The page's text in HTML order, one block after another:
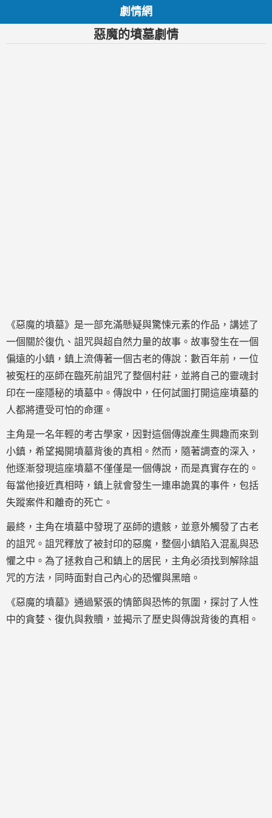
劇情網
惡魔的墳墓劇情
《惡魔的墳墓》是一部充滿懸疑與驚悚元素的作品，講述了
一個關於復仇、詛咒與超自然力量的故事。故事發生在一個
偏遠的小鎮，鎮上流傳著一個古老的傳說：數百年前，一位
被冤枉的巫師在臨死前詛咒了整個村莊，並將自己的靈魂封
印在一座隱秘的墳墓中。傳說中，任何試圖打開這座墳墓的
人都將遭受可怕的命運。
主角是一名年輕的考古學家，因對這個傳說產生興趣而來到
小鎮，希望揭開墳墓背後的真相。然而，隨著調查的深入，
他逐漸發現這座墳墓不僅僅是一個傳說，而是真實存在的。
每當他接近真相時，鎮上就會發生一連串詭異的事件，包括
失蹤案件和離奇的死亡。
最終，主角在墳墓中發現了巫師的遺骸，並意外觸發了古老
的詛咒。詛咒釋放了被封印的惡魔，整個小鎮陷入混亂與恐
懼之中。為了拯救自己和鎮上的居民，主角必須找到解除詛
咒的方法，同時面對自己內心的恐懼與黑暗。
《惡魔的墳墓》通過緊張的情節與恐怖的氛圍，探討了人性
中的貪婪、復仇與救贖，並揭示了歷史與傳說背後的真相。